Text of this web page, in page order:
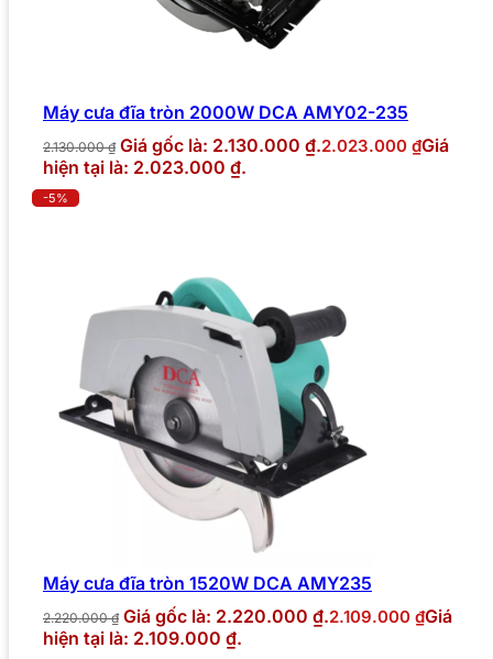
Máy cưa đĩa tròn 2000W DCA AMY02-235
2.130.000₫ Giá gốc là: 2.130.000 ₫.2.023.000 ₫Giá
hiện tại là: 2.023.000 ₫.
-5%
Máy cưa đĩa tròn 1520W DCA AMY235
2.220.000₫ Giá gốc là: 2.220.000 ₫.2.109.000 ₫Giá
hiện tại là: 2.109.000 ₫.